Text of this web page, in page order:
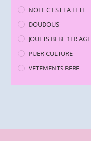
NOEL C'EST LA FETE
DOUDOUS
JOUETS BEBE 1ER AGE
PUERICULTURE
VETEMENTS BEBE